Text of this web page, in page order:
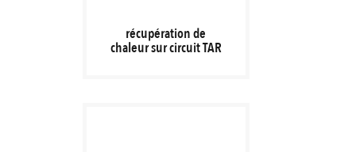
récupération de
chaleur sur circuit TAR